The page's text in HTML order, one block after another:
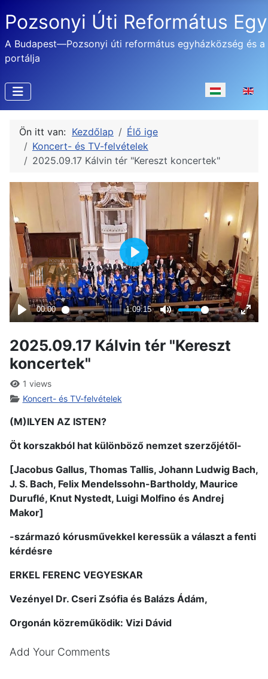
Pozsonyi Úti Református
A Budapest—Pozsonyi úti református egyházközség és a
portálja
Válasszon
Ön itt van: Kezdőlap
Élő ige
Koncert- és TV-felvételek
2025.09.17 Kálvin tér "Kereszt koncertek"
2025.09.17 Kálvin tér "Kereszt
koncertek"
1 views
Koncert- és TV-felvételek
(M)ILYEN AZ ISTEN?
Öt korszakból hat különböző nemzet szerzőjétől-
[Jacobus Gallus, Thomas Tallis, Johann Ludwig Bach,
J. S. Bach, Felix Mendelssohn-Bartholdy, Maurice
Duruflé, Knut Nystedt, Luigi Molfino és Andrej
Makor]
-származó kórusművekkel keressük a választ a fenti
kérdésre
ERKEL FERENC VEGYESKAR
Vezényel Dr. Cseri Zsófia és Balázs Ádám,
Orgonán közreműködik: Vizi Dávid
Add Your Comments